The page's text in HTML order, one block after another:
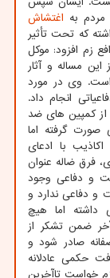
به اغتشاش
که تحت تأثیر
زم افزود: موکل
مساله و آثار
است. وی در مورد
انجام داد.
از کمپین های ضد
صورت گرفته اما
با ادعای
فرق ضاله عنوان
و دفاعی وجود
و دفاعی ندارد و
داشته اما هیچ
ضمن تشکر از
صادر شود و
حکمی عادلانه
خواست تاآخرین